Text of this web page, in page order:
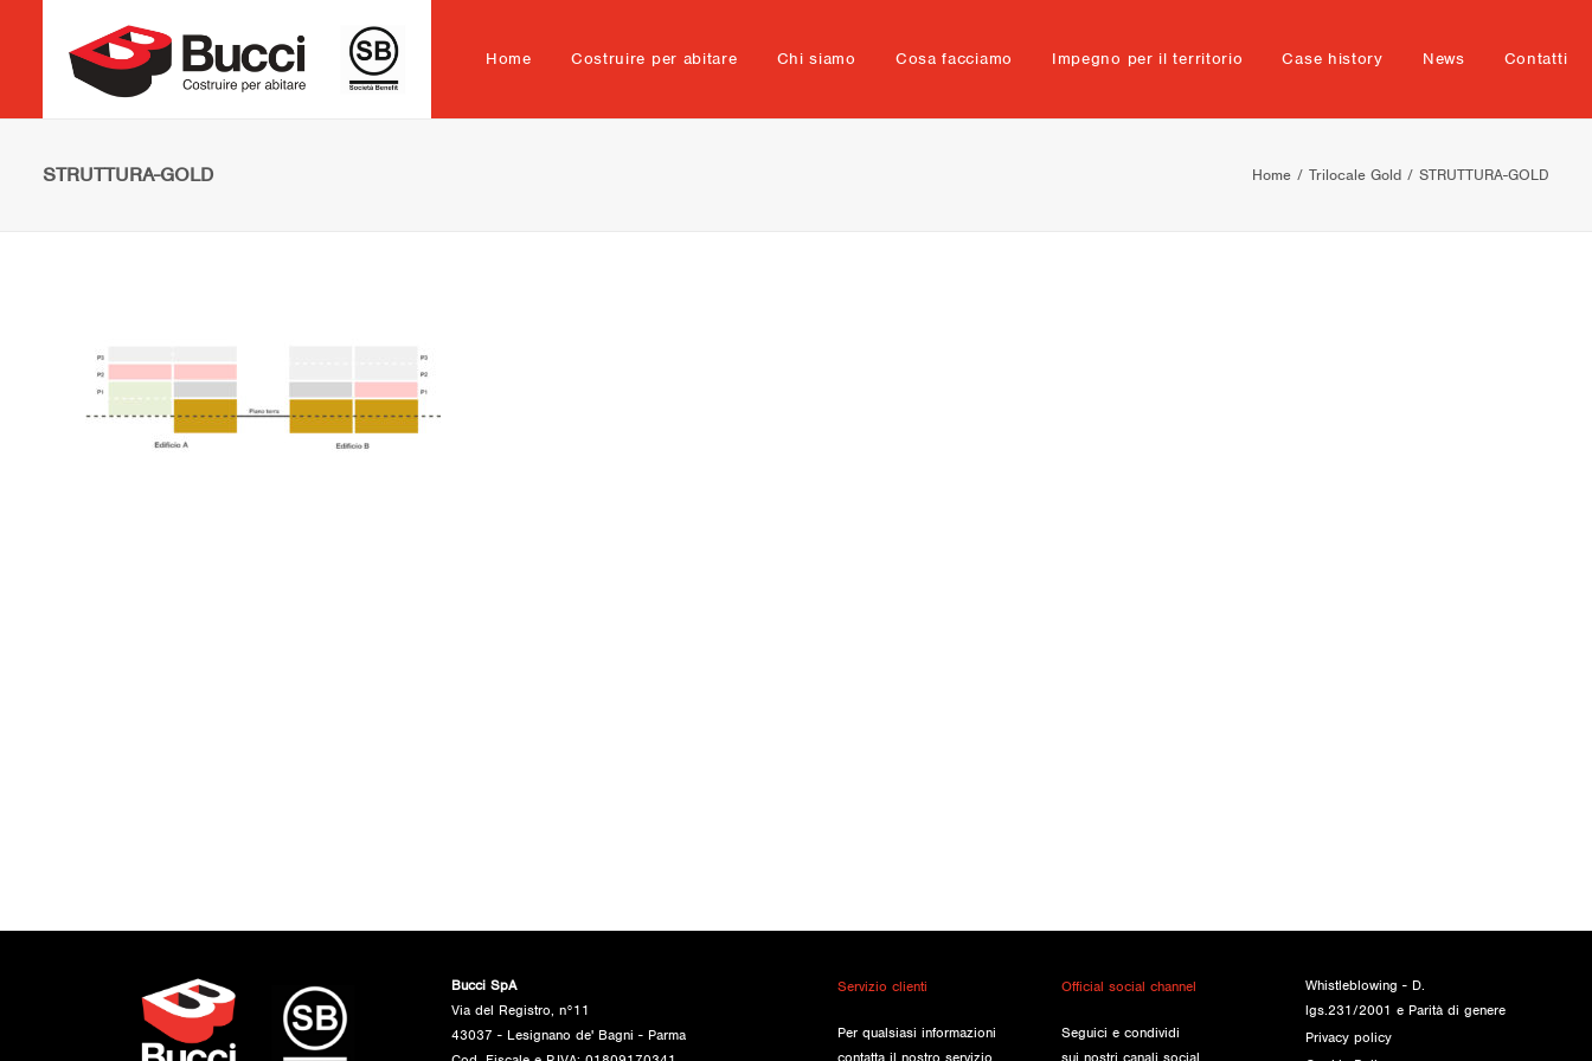
Home Costruire per abitare Chi siamo Cosa facciamo Impegno per il territorio Case history News Contatti
STRUTTURA-GOLD Home Trilocale Gold STRUTTURA-GOLD
Bucci SpA
Via del Registro, n°11
43037 - Lesignano de' Bagni - Parma
Servizio clienti
Per qualsiasi informazioni
Official social channel
Seguici e condividi
Whistleblowing - D.
lgs.231/2001 e Parità di genere
Privacy policy